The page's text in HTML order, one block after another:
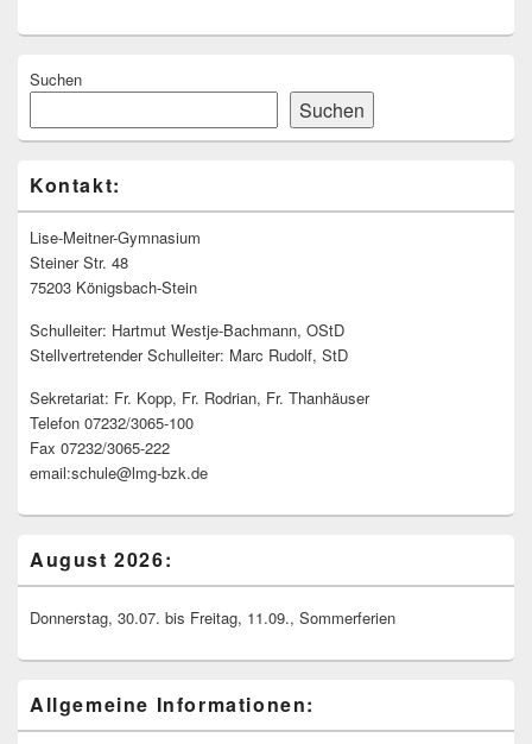
Seitenleisten
Bereich
Suchen
Suchen
Kontakt:
Lise-Meitner-Gymnasium
Steiner Str. 48
75203 Königsbach-Stein
Schulleiter: Hartmut Westje-Bachmann, OStD
Stellvertretender Schulleiter: Marc Rudolf, StD
Sekretariat: Fr. Kopp, Fr. Rodrian, Fr. Thanhäuser
Telefon 07232/3065-100
Fax 07232/3065-222
email:schule@lmg-bzk.de
August 2026:
Donnerstag, 30.07. bis Freitag, 11.09., Sommerferien
Allgemeine Informationen: